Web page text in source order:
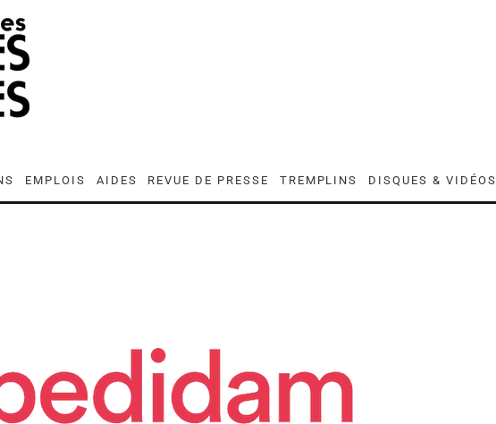
EMPLOIS AIDES REVUE DE PRESSE TREMPLINS DISQUES & VIDÉOS